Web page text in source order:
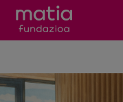
Servicios